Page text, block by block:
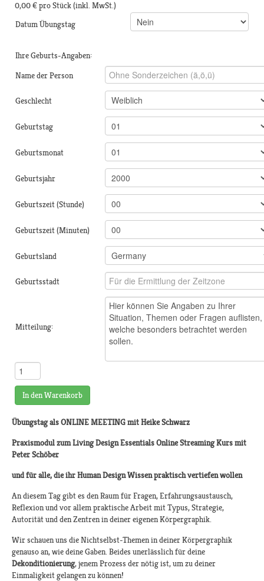
0,00 €pro Stück(inkl. MwSt.)
Datum Übungstag
Ihre Geburts-Angaben:
Name der Person
Geschlecht
Geburtstag
Geburtsmonat
Geburtsjahr
Geburtszeit (Stunde)
Geburtszeit (Minuten)
Geburtsland
Geburtsstadt
Mitteilung:
In den Warenkorb
Übungstag als ONLINE MEETING mit Heike Schwarz
Praxismodulzum Living Design Essentials Online Streaming Kurs mit
Peter Schöber
und für alle, die ihr Human Design Wissen praktisch vertiefen wollen
An diesem Tag gibt es den Raum für Fragen, Erfahrungsaustausch,
Reflexion und vor allem praktische Arbeit mit Typus, Strategie,
Autorität und den Zentren in deiner eigenen Körpergraphik.
Wir schauen uns die Nichtselbst-Themen in deiner Körpergraphik
genauso an, wie deine Gaben. Beides unerlässlich für deine
Dekonditionierung, jenem Prozess der nötig ist, um zu deiner
Einmaligkeit gelangen zu können!